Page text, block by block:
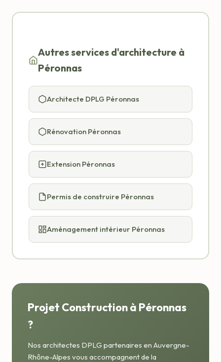
Autres services d'architecture à
Péronnas
Architecte DPLG Péronnas
Rénovation Péronnas
Extension Péronnas
Permis de construire Péronnas
Aménagement intérieur Péronnas
Projet Construction à Péronnas
?
Nos architectes DPLG partenaires en Auvergne-
Rhône-Alpes vous accompagnent de la